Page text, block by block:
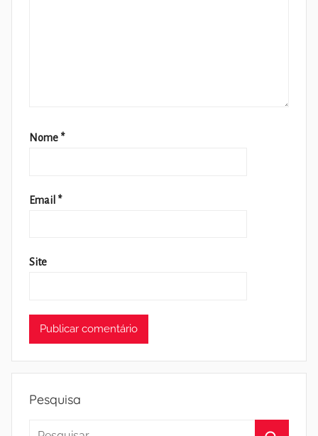
Nome *
Email *
Site
Pesquisa
Pesquisar